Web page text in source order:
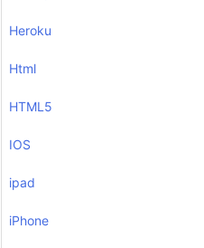
Heroku
Html
HTML5
IOS
ipad
iPhone